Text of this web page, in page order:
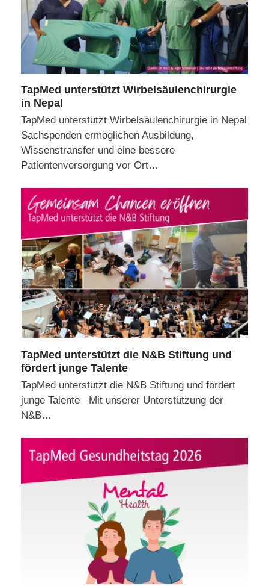
TapMed unterstützt Wirbelsäulenchirurgie
in Nepal
TapMed unterstützt Wirbelsäulenchirurgie in Nepal
Sachspenden ermöglichen Ausbildung,
Wissenstransfer und eine bessere
Patientenversorgung vor Ort…
TapMed unterstützt die N&B Stiftung und
fördert junge Talente
TapMed unterstützt die N&B Stiftung und fördert
junge Talente Mit unserer Unterstützung der
N&B…